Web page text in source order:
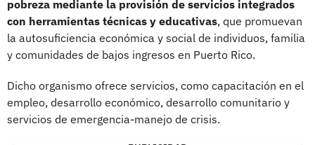
pobreza mediante la provisión de servicios integrados
con herramientas técnicas y educativas, que promuevan
la autosuficiencia económica y social de individuos, familia
y comunidades de bajos ingresos en Puerto Rico.
Dicho organismo ofrece servicios, como capacitación en el
empleo, desarrollo económico, desarrollo comunitario y
servicios de emergencia-manejo de crisis.